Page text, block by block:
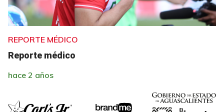
REPORTE MÉDICO
Reporte médico
hace 2 años